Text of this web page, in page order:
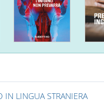
IN LINGUA STRANIERA